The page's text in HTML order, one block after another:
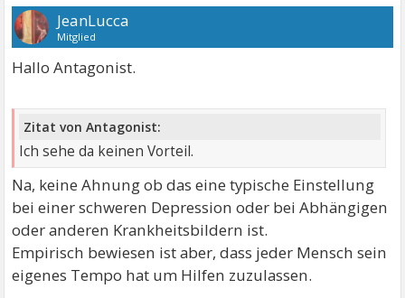
JeanLucca
Mitglied
Hallo Antagonist.
Zitat von Antagonist:
Ich sehe da keinen Vorteil.
Na, keine Ahnung ob das eine typische Einstellung
bei einer schweren Depression oder bei Abhängigen
oder anderen Krankheitsbildern ist.
Empirisch bewiesen ist aber, dass jeder Mensch sein
eigenes Tempo hat um Hilfen zuzulassen.